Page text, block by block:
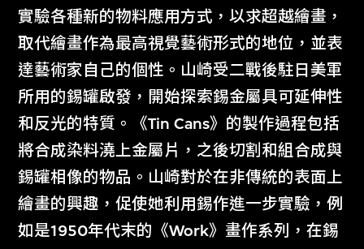
實驗各種新的物料應用方式，以求超越繪畫，
取代繪畫作為最高視覺藝術形式的地位，並表
達藝術家自己的個性。山崎受二戰後駐日美軍
所用的錫罐啟發，開始探索錫金屬具可延伸性
和反光的特質。《Tin Cans》的製作過程包括
將合成染料澆上金屬片，之後切割和組合成與
錫罐相像的物品。山崎對於在非傳統的表面上
繪畫的興趣，促使她利用錫作進一步實驗，例
如是1950年代末的《Work》畫作系列，在錫